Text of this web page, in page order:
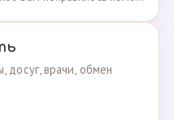
врачи, обмен